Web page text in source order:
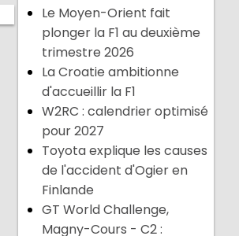
Le Moyen-Orient fait
plonger la F1 au deuxième
trimestre 2026
La Croatie ambitionne
d'accueillir la F1
W2RC : calendrier optimisé
pour 2027
Toyota explique les causes
de l'accident d'Ogier en
Finlande
GT World Challenge,
Magny-Cours - C2 :